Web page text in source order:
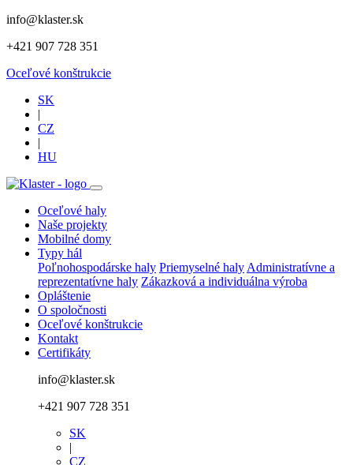
info@klaster.sk
+421 907 728 351
Oceľové konštrukcie
SK
|
CZ
|
HU
Oceľové haly
Naše projekty
Mobilné domy
Typy hál
Poľnohospodárske haly Priemyselné haly Administratívne a
reprezentatívne haly Zákazková a individuálna výroba
Opláštenie
O spoločnosti
Oceľové konštrukcie
Kontakt
Certifikáty
info@klaster.sk
+421 907 728 351
SK
|
CZ